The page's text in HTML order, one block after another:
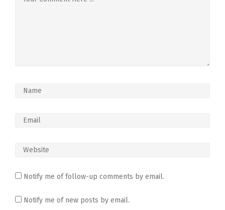
Notify me of follow-up comments by email.
Notify me of new posts by email.